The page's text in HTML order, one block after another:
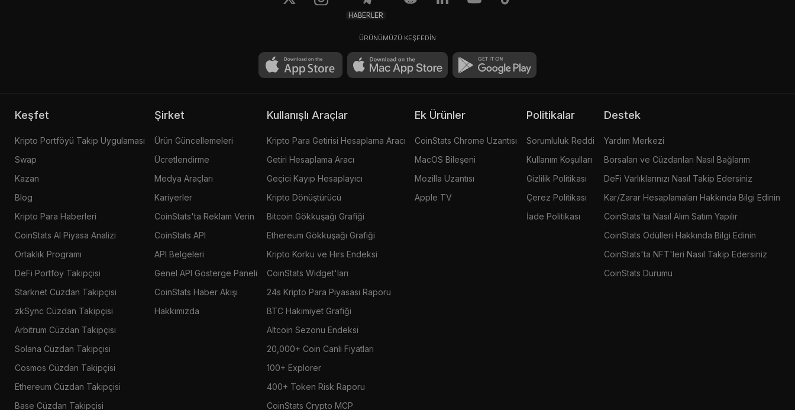
HABERLER
ÜRÜNÜMÜZÜ KEŞFEDİN
Keşfet
Kripto Portföyü Takip Uygulaması
Swap
Kazan
Blog
Kripto Para Haberleri
CoinStats AI Piyasa Analizi
Ortaklık Programı
DeFi Portföy Takipçisi
Starknet Cüzdan Takipçisi
zkSync Cüzdan Takipçisi
Arbitrum Cüzdan Takipçisi
Solana Cüzdan Takipçisi
Cosmos Cüzdan Takipçisi
Ethereum Cüzdan Takipçisi
Base Cüzdan Takipçisi
Şirket
Ürün Güncellemeleri
Ücretlendirme
Medya Araçları
Kariyerler
CoinStats'ta Reklam Verin
CoinStats API
API Belgeleri
Genel API Gösterge Paneli
CoinStats Haber Akışı
Hakkımızda
Kullanışlı Araçlar
Kripto Para Getirisi Hesaplama Aracı
Getiri Hesaplama Aracı
Geçici Kayıp Hesaplayıcı
Kripto Dönüştürücü
Bitcoin Gökkuşağı Grafiği
Ethereum Gökkuşağı Grafiği
Kripto Korku ve Hırs Endeksi
CoinStats Widget'ları
24s Kripto Para Piyasası Raporu
BTC Hakimiyet Grafiği
Altcoin Sezonu Endeksi
20,000+ Coin Canlı Fiyatları
100+ Explorer
400+ Token Risk Raporu
CoinStats Crypto MCP
Ek Ürünler
CoinStats Chrome Uzantısı
MacOS Bileşeni
Mozilla Uzantısı
Apple TV
Politikalar
Sorumluluk Reddi
Kullanım Koşulları
Gizlilik Politikası
Çerez Politikası
İade Politikası
Destek
Yardım Merkezi
Borsaları ve Cüzdanları Nasıl Bağlarım
DeFi Varlıklarınızı Nasıl Takip Edersiniz
Kar/Zarar Hesaplamaları Hakkında Bilgi Edinin
CoinStats'ta Nasıl Alım Satım Yapılır
CoinStats Ödülleri Hakkında Bilgi Edinin
CoinStats'ta NFT'leri Nasıl Takip Edersiniz
CoinStats Durumu